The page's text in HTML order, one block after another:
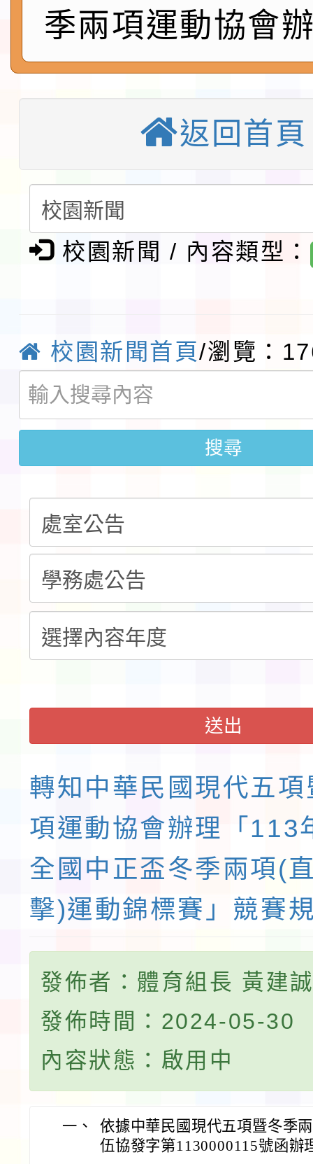
告(採1次公告分次招考)
0 小時業訓練課程
轉知本市體育總會划船
「115年桃園市運動會
域)，申請變更地點
「114-115年度
計畫」公費接種對象擴
115學年度迎新活動暨
會活動流程表
第3次招考代課鐘點教
告(不再辦理後續甄選)
檢送「桃園市115學年
賽實施要點」1份
本市「115學年度學生
請一案
026 ART TAIPEI臺北
會」之「藝術教育日」
本校115學年度第1學
第2次招考代課鐘點教
告(採1次公告分次招考)
115 年度兒童課後照顧
0 小時業訓練課程
轉知本市體育總會划船
錦標賽」海洋艇及
域)，申請變更地點
「114-115年度
計畫」公費接種對象擴
115學年度迎新活動暨
會活動流程表
季兩項運動協會
返回首頁
校園新聞 / 內容類型：
校園新聞首頁/瀏覽：
搜尋
送出
轉知中華民國現代五
項運動協會辦理「113
全國中正盃冬季兩項(
擊)運動錦標賽」競賽
發佈者：體育組長 黃建
發佈時間：2024-05-30
內容狀態：啟用中
一、
依據中華民國現代五項暨冬季
伍協發字第1130000115號函辦